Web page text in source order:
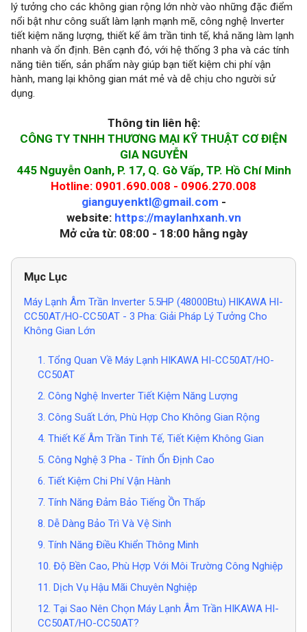
lý tưởng cho các không gian rộng lớn nhờ vào những đặc điểm
nổi bật như công suất làm lạnh mạnh mẽ, công nghệ Inverter
tiết kiệm năng lượng, thiết kế âm trần tinh tế, khả năng làm lạnh
nhanh và ổn định. Bên cạnh đó, với hệ thống 3 pha và các tính
năng tiên tiến, sản phẩm này giúp bạn tiết kiệm chi phí vận
hành, mang lại không gian mát mẻ và dễ chịu cho người sử
dụng.
Thông tin liên hệ:
CÔNG TY TNHH THƯƠNG MẠI KỸ THUẬT CƠ ĐIỆN
GIA NGUYỄN
445 Nguyễn Oanh, P. 17, Q. Gò Vấp, TP. Hồ Chí Minh
Hotline: 0901.690.008 - 0906.270.008
gianguyenktl@gmail.com -
website: https://maylanhxanh.vn
Mở cửa từ: 08:00 - 18:00 hằng ngày
Mục Lục
Máy Lạnh Âm Trần Inverter 5.5HP (48000Btu) HIKAWA HI-
CC50AT/HO-CC50AT - 3 Pha: Giải Pháp Lý Tưởng Cho
Không Gian Lớn
1. Tổng Quan Về Máy Lạnh HIKAWA HI-CC50AT/HO-
CC50AT
2. Công Nghệ Inverter Tiết Kiệm Năng Lượng
3. Công Suất Lớn, Phù Hợp Cho Không Gian Rộng
4. Thiết Kế Âm Trần Tinh Tế, Tiết Kiệm Không Gian
5. Công Nghệ 3 Pha - Tính Ổn Định Cao
6. Tiết Kiệm Chi Phí Vận Hành
7. Tính Năng Đảm Bảo Tiếng Ồn Thấp
8. Dễ Dàng Bảo Trì Và Vệ Sinh
9. Tính Năng Điều Khiển Thông Minh
10. Độ Bền Cao, Phù Hợp Với Môi Trường Công Nghiệp
11. Dịch Vụ Hậu Mãi Chuyên Nghiệp
12. Tại Sao Nên Chọn Máy Lạnh Âm Trần HIKAWA HI-
CC50AT/HO-CC50AT?